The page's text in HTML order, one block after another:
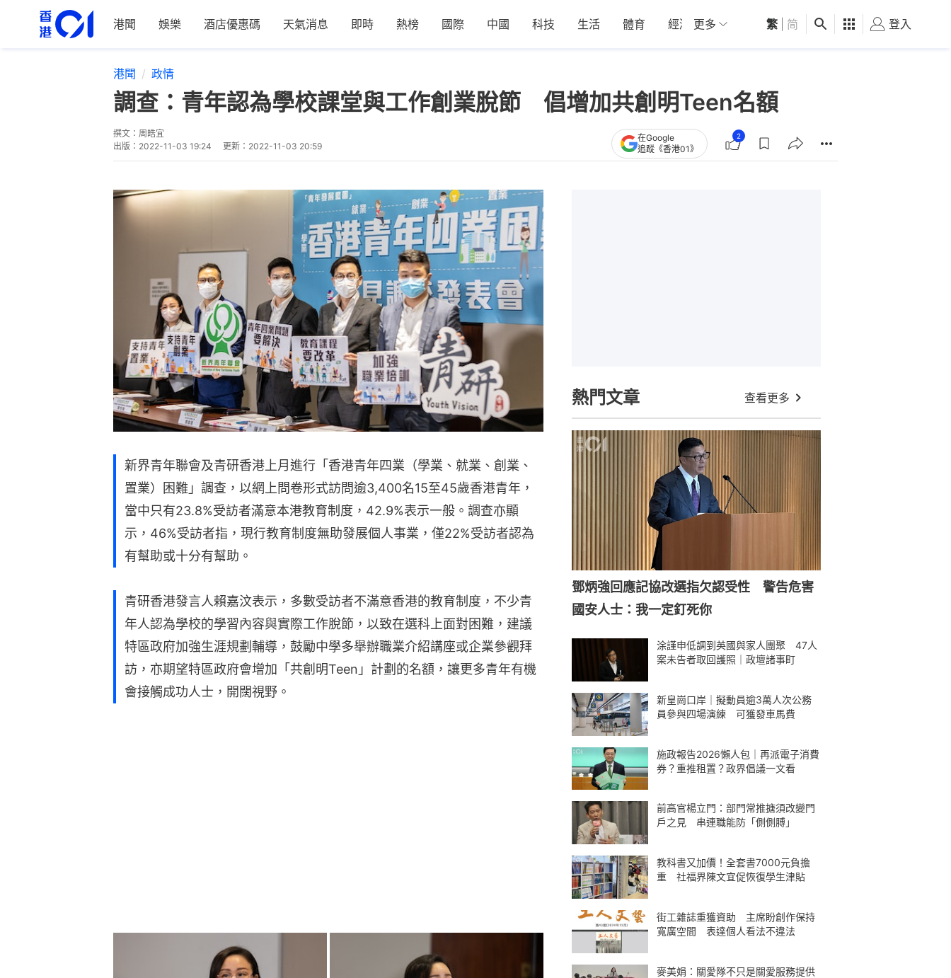
港聞 娛樂 酒店優惠碼 天氣消息 即時 熱榜 國際 中國 科技 生活 體育 經濟 01深圳 觀點 健康 好食玩飛
更多 繁 简 登入
港聞 政情
調查：青年認為學校課堂與工作創業脫節 倡增加共創明Teen名額
撰文： 周皓宜
出版： 2022-11-03 19:24 更新： 2022-11-03 20:59
在Google
追蹤《香港01》
2
新界青年聯會及青研香港上月進行「香港青年四業（學業、就業、創業、
置業）困難」調查，以網上問卷形式訪問逾3,400名15至45歲香港青年，
當中只有23.8%受訪者滿意本港教育制度，42.9%表示一般。調查亦顯
示，46%受訪者指，現行教育制度無助發展個人事業，僅22%受訪者認為
有幫助或十分有幫助。
青研香港發言人賴嘉汶表示，多數受訪者不滿意香港的教育制度，不少青
年人認為學校的學習內容與實際工作脫節，以致在選科上面對困難，建議
特區政府加強生涯規劃輔導，鼓勵中學多舉辦職業介紹講座或企業參觀拜
訪，亦期望特區政府會增加「共創明Teen」計劃的名額，讓更多青年有機
會接觸成功人士，開闊視野。
熱門文章 查看更多
鄧炳強回應記協改選指欠認受性 警告危害
國安人士：我一定釘死你
涂謹申低調到英國與家人團聚 47人
案未告者取回護照｜政壇諸事町
新皇崗口岸｜擬動員逾3萬人次公務
員參與四場演練 可獲發車馬費
施政報告2026懶人包｜再派電子消費
券？重推租置？政界倡議一文看
前高官楊立門：部門常推搪須改變門
戶之見 串連職能防「側側膊」
教科書又加價！全套書7000元負擔
重 社福界陳文宜促恢復學生津貼
街工雜誌重獲資助 主席盼創作保持
寬廣空間 表達個人看法不違法
麥美娟：關愛隊不只是關愛服務提供